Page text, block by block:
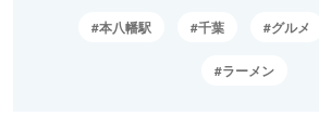
本八幡駅 千葉 グルメ
ラーメン